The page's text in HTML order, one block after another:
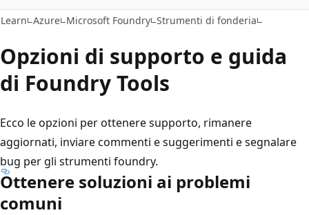
Learn Azure Microsoft Foundry Strumenti di fonderia
Opzioni di supporto e guida
di Foundry Tools
Ecco le opzioni per ottenere supporto, rimanere
aggiornati, inviare commenti e suggerimenti e segnalare
bug per gli strumenti foundry.
Ottenere soluzioni ai problemi
comuni